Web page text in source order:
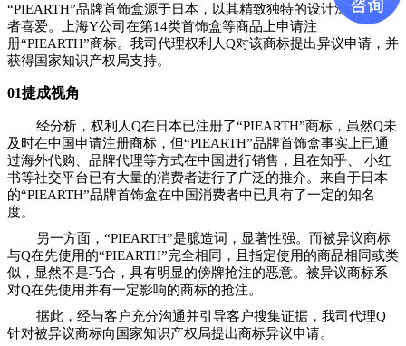
“PIEARTH”品牌首饰盒源于日本，以其精致独特的设计深受消费
者喜爱。上海Y公司在第14类首饰盒等商品上申请注
册“PIEARTH”商标。我司代理权利人Q对该商标提出异议申请，并
获得国家知识产权局支持。
01捷成视角
经分析，权利人Q在日本已注册了“PIEARTH”商标，虽然Q未
及时在中国申请注册商标，但“PIEARTH”品牌首饰盒事实上已通
过海外代购、品牌代理等方式在中国进行销售，且在知乎、 小红
书等社交平台已有大量的消费者进行了广泛的推介。来自于日本
的“PIEARTH”品牌首饰盒在中国消费者中已具有了一定的知名
度。
另一方面，“PIEARTH”是臆造词，显著性强。而被异议商标
与Q在先使用的“PIEARTH”完全相同，且指定使用的商品相同或类
似，显然不是巧合，具有明显的傍牌抢注的恶意。被异议商标系
对Q在先使用并有一定影响的商标的抢注。
据此，经与客户充分沟通并引导客户搜集证据，我司代理Q
针对被异议商标向国家知识产权局提出商标异议申请。